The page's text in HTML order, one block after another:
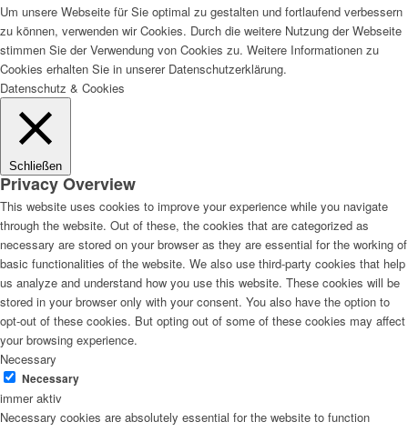
Um unsere Webseite für Sie optimal zu gestalten und fortlaufend verbessern
zu können, verwenden wir Cookies. Durch die weitere Nutzung der Webseite
stimmen Sie der Verwendung von Cookies zu. Weitere Informationen zu
Cookies erhalten Sie in unserer Datenschutzerklärung.
Datenschutz & Cookies
Schließen
Privacy Overview
This website uses cookies to improve your experience while you navigate
through the website. Out of these, the cookies that are categorized as
necessary are stored on your browser as they are essential for the working of
basic functionalities of the website. We also use third-party cookies that help
us analyze and understand how you use this website. These cookies will be
stored in your browser only with your consent. You also have the option to
opt-out of these cookies. But opting out of some of these cookies may affect
your browsing experience.
Necessary
Necessary
immer aktiv
Necessary cookies are absolutely essential for the website to function